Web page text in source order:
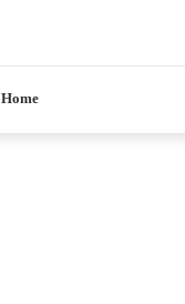
Home